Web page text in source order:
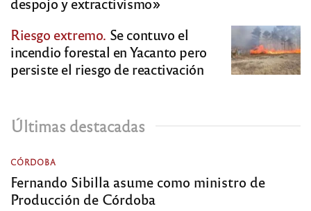
Riesgo extremo. Se contuvo el
incendio forestal en Yacanto pero
persiste el riesgo de reactivación
Últimas destacadas
CÓRDOBA
Fernando Sibilla asume como ministro de
Producción de Córdoba